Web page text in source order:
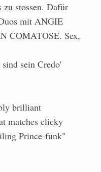
zu stossen. Dafür
mit ANGIE
COMATOSE. Sex,
sein Credo'
brilliant
matches clicky
Prince-funk"